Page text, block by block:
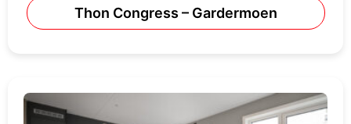
Thon Congress – Gardermoen